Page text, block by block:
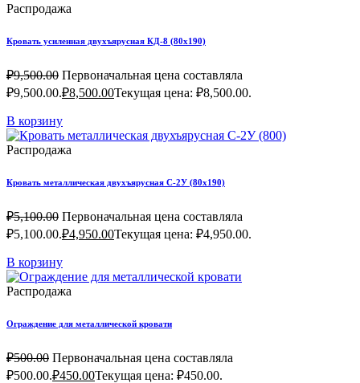
Распродажа
Кровать усиленная двухъярусная КД-8 (80х190)
₽9,500.00 Первоначальная цена составляла
₽9,500.00.₽8,500.00Текущая цена: ₽8,500.00.
В корзину
Распродажа
Кровать металлическая двухъярусная С-2У (80х190)
₽5,100.00 Первоначальная цена составляла
₽5,100.00.₽4,950.00Текущая цена: ₽4,950.00.
В корзину
Распродажа
Ограждение для металлической кровати
₽500.00 Первоначальная цена составляла
₽500.00.₽450.00Текущая цена: ₽450.00.